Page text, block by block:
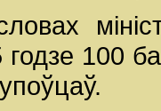
годзе 100